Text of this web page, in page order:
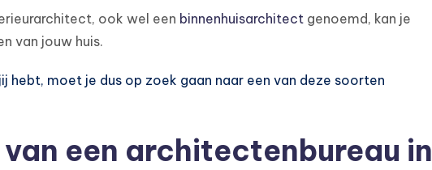
ook wel een binnenhuisarchitect genoemd, kan je
van jouw huis.
hebt, moet je dus op zoek gaan naar een van deze soorten
een architectenbureau in